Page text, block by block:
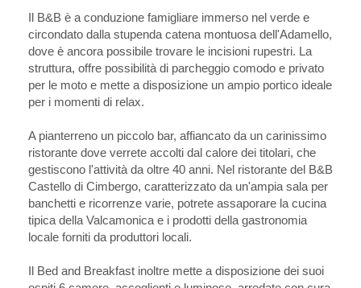
Il B&B è a conduzione famigliare immerso nel verde e
circondato dalla stupenda catena montuosa dell'Adamello,
dove è ancora possibile trovare le incisioni rupestri. La
struttura, offre possibilità di parcheggio comodo e privato
per le moto e mette a disposizione un ampio portico ideale
per i momenti di relax.
A pianterreno un piccolo bar, affiancato da un carinissimo
ristorante dove verrete accolti dal calore dei titolari, che
gestiscono l'attività da oltre 40 anni. Nel ristorante del B&B
Castello di Cimbergo, caratterizzato da un'ampia sala per
banchetti e ricorrenze varie, potrete assaporare la cucina
tipica della Valcamonica e i prodotti della gastronomia
locale forniti da produttori locali.
Il Bed and Breakfast inoltre mette a disposizione dei suoi